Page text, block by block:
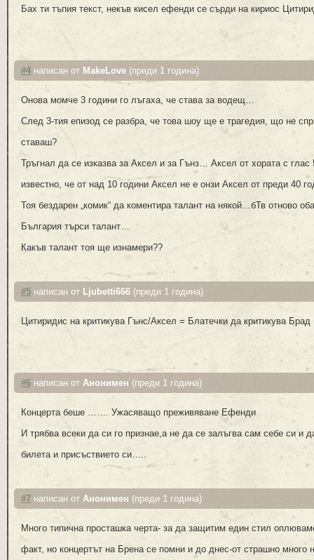
Бах ти тъпия текст, некъв кисел ефенди се сърди на кириос
#4 написан от MakeLove (преди 1 година)
Онова момче 3 години го лъгаха, че става за водещ…
След 3-тия епизод се разбра, че това шоу ще е трагедия, що не
ставаш?
Тръгнал да се изказва за Аксел и за Гънз… Аксел от хората с
известно, че от над 10 години Аксел не е онзи Аксел от преди 40
Тоя бездарен „комик“ да коментира талант на някой…бТв отново
България търси талант…
Какъв талант тоя ще изнамери??
#5 написан от Ljubetti666 (преди 1 година)
Цитиридис на критикува Гънс/Аксел = Блатечки да критикува Брад
#6 написан от Анонимен (преди 1 година)
Концерта беше ……. Ужасяващо преживяване Ефенди
И трябва всеки да си го признае,а не да се залъгва сам себе си и
билета и присъствието си…..
#7 написан от Анонимен (преди 1 година)
Много типична просташка черта- за да защитим един стил
факт, но концертът на Брена се помни и до днес-от страшно много